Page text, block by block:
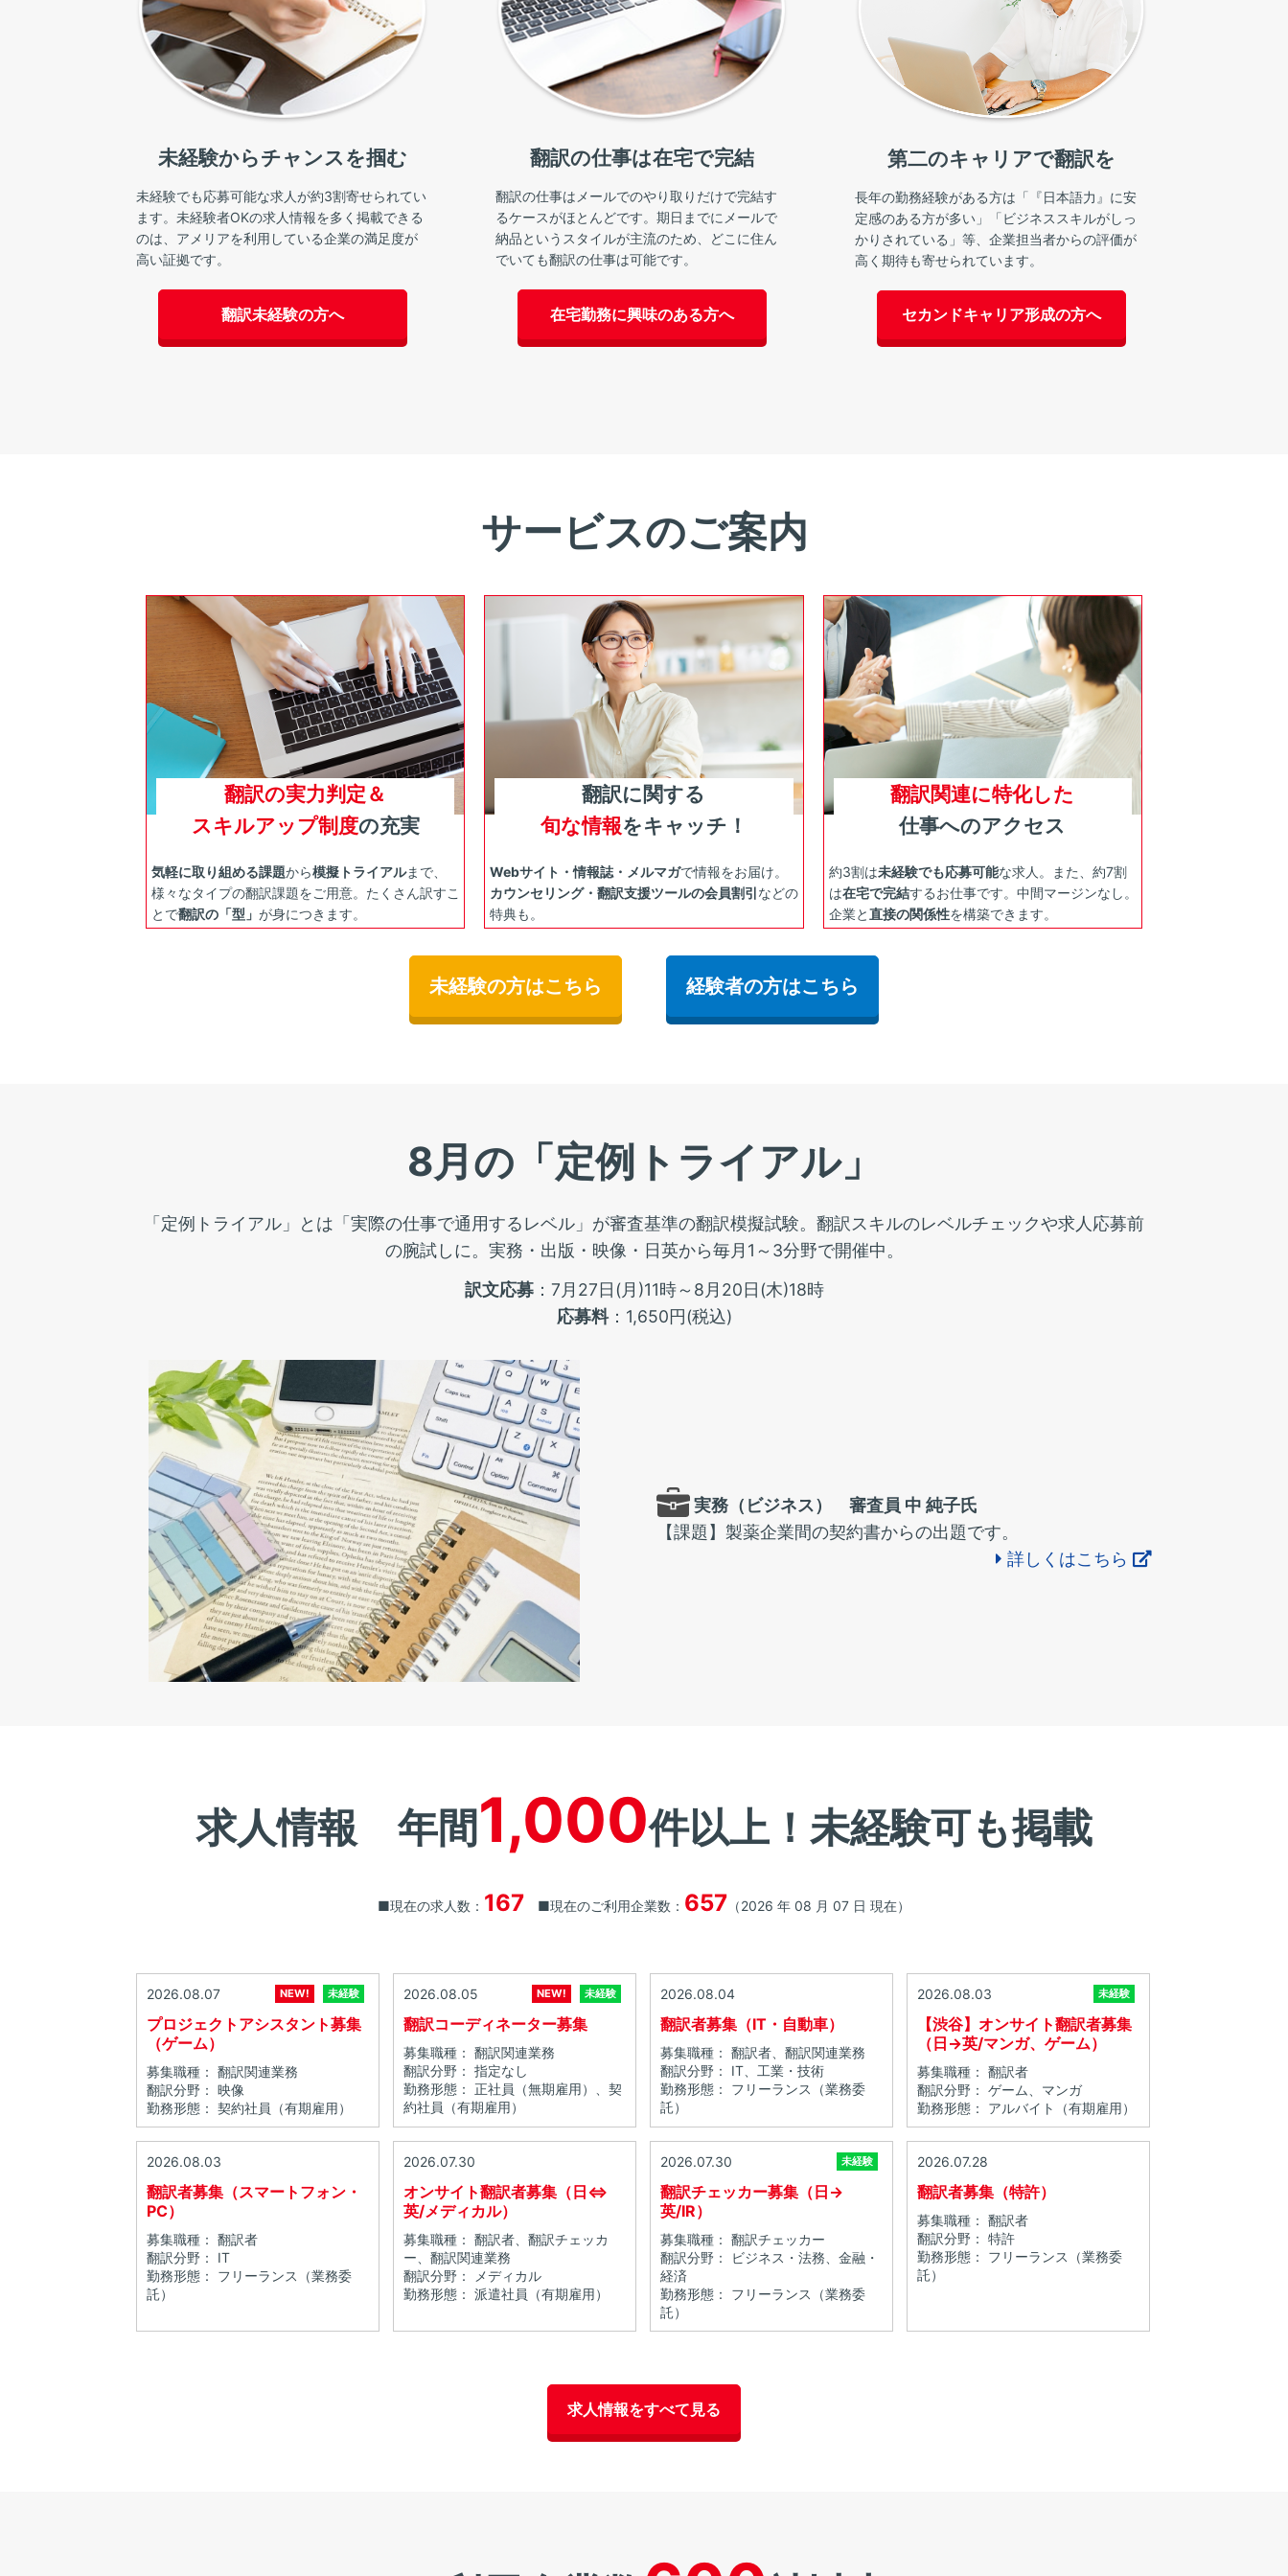
未経験からチャンスを掴む
未経験でも応募可能な求人が約3割寄せられてい
ます。未経験者OKの求人情報を多く掲載できる
のは、アメリアを利用している企業の満足度が
高い証拠です。
翻訳未経験の方へ
翻訳の仕事は在宅で完結
翻訳の仕事はメールでのやり取りだけで完結す
るケースがほとんどです。期日までにメールで
納品というスタイルが主流のため、どこに住ん
でいても翻訳の仕事は可能です。
在宅勤務に興味のある方へ
第二のキャリアで翻訳を
長年の勤務経験がある方は「『日本語力』に安
定感のある方が多い」「ビジネススキルがしっ
かりされている」等、企業担当者からの評価が
高く期待も寄せられています。
セカンドキャリア形成の方へ
サービスのご案内
翻訳の実力判定＆
スキルアップ制度の充実
気軽に取り組める課題から模擬トライアルまで、
様々なタイプの翻訳課題をご用意。たくさん訳すこ
とで翻訳の「型」 が身につきます。
翻訳に関する
旬な情報をキャッチ！
Webサイト・情報誌・メルマガで情報をお届け。
カウンセリング・翻訳支援ツールの会員割引などの
特典も。
翻訳関連に特化した
仕事へのアクセス
約3割は未経験でも応募可能な求人。また、約7割
は在宅で完結するお仕事です。中間マージンなし。
企業と直接の関係性を構築できます。
未経験の方はこちら 経験者の方はこちら
8月の「定例トライアル」
「定例トライアル」とは「実際の仕事で通用するレベル」が審査基準の翻訳模擬試験。翻訳スキルのレベルチェックや求人応募前
の腕試しに。実務・出版・映像・日英から毎月1～3分野で開催中。
訳文応募：7月27日(月)11時～8月20日(木)18時
応募料：1,650円(税込)
実務（ビジネス） 審査員 中 純子氏
【課題】製薬企業間の契約書からの出題です。
詳しくはこちら
求人情報 年間1,000件以上！ 未経験可も掲載
■現在の求人数： 167 ■現在のご利用企業数： 657 （2026 年 08 月 07 日 現在）
2026.08.07 NEW! 未経験
プロジェクトアシスタント募集
（ゲーム）
募集職種： 翻訳関連業務
翻訳分野： 映像
勤務形態： 契約社員（有期雇用）
2026.08.05 NEW! 未経験
翻訳コーディネーター募集
募集職種： 翻訳関連業務
翻訳分野： 指定なし
勤務形態： 正社員（無期雇用）、契
約社員（有期雇用）
2026.08.04
翻訳者募集（IT・自動車）
募集職種： 翻訳者、翻訳関連業務
翻訳分野： IT、工業・技術
勤務形態： フリーランス（業務委
託）
2026.08.03 未経験
【渋谷】オンサイト翻訳者募集
（日→英/マンガ、ゲーム）
募集職種： 翻訳者
翻訳分野： ゲーム、マンガ
勤務形態： アルバイト（有期雇用）
2026.08.03
翻訳者募集（スマートフォン・
PC）
募集職種： 翻訳者
翻訳分野： IT
勤務形態： フリーランス（業務委
託）
2026.07.30
オンサイト翻訳者募集（日⇔
英/メディカル）
募集職種： 翻訳者、翻訳チェッカ
ー、翻訳関連業務
翻訳分野： メディカル
勤務形態： 派遣社員（有期雇用）
2026.07.30 未経験
翻訳チェッカー募集（日→
英/IR）
募集職種： 翻訳チェッカー
翻訳分野： ビジネス・法務、金融・
経済
勤務形態： フリーランス（業務委
託）
2026.07.28
翻訳者募集（特許）
募集職種： 翻訳者
翻訳分野： 特許
勤務形態： フリーランス（業務委
託）
求人情報をすべて見る